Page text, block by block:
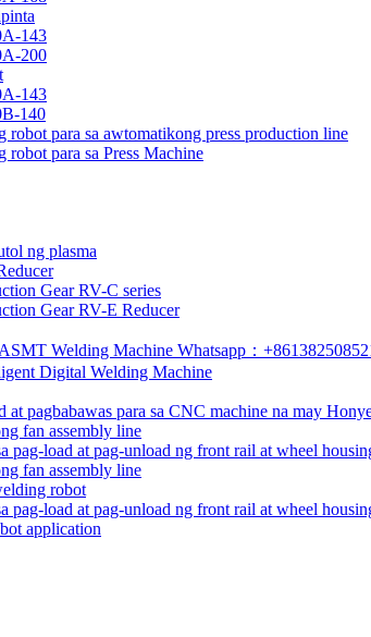
143
200
143
140
robot para sa awtomatikong press production line
robot para sa Press Machine
ng plasma
Gear RV-C series
Gear RV-E Reducer
Welding Machine Whatsapp：
Digital Welding Machine
at pagbabawas para sa CNC machine na may
fan assembly line
pag-load at pag-unload ng front rail at wheel
fan assembly line
robot
pag-load at pag-unload ng front rail at wheel
application